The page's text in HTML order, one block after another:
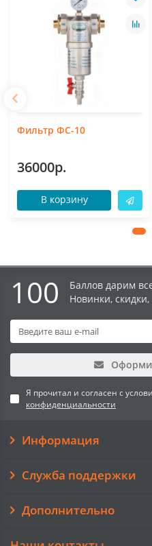
Фильтр ФС-10
36000р.
В корзину
100
Баллов дарим
Новинки,
Я прочитал и согласен с
конфиденциальности
Информация
Служба поддержки
Дополнительно